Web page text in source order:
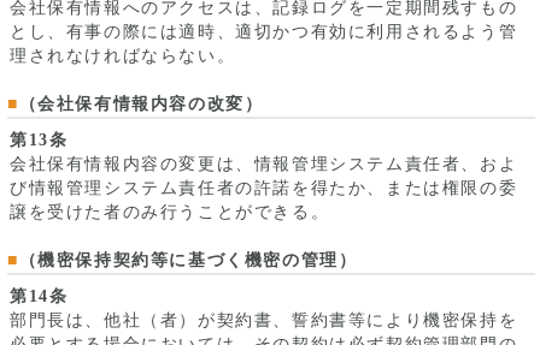
会社保有情報へのアクセスは、記録ログを一定期間残すもの
とし、有事の際には適時、適切かつ有効に利用されるよう管
理されなければならない。
（会社保有情報内容の改変）
第13条
会社保有情報内容の変更は、情報管埋システム責任者、およ
び情報管理システム責任者の許諾を得たか、または権限の委
譲を受けた者のみ行うことができる。
（機密保持契約等に基づく機密の管理）
第14条
部門長は、他社（者）が契約書、誓約書等により機密保持を